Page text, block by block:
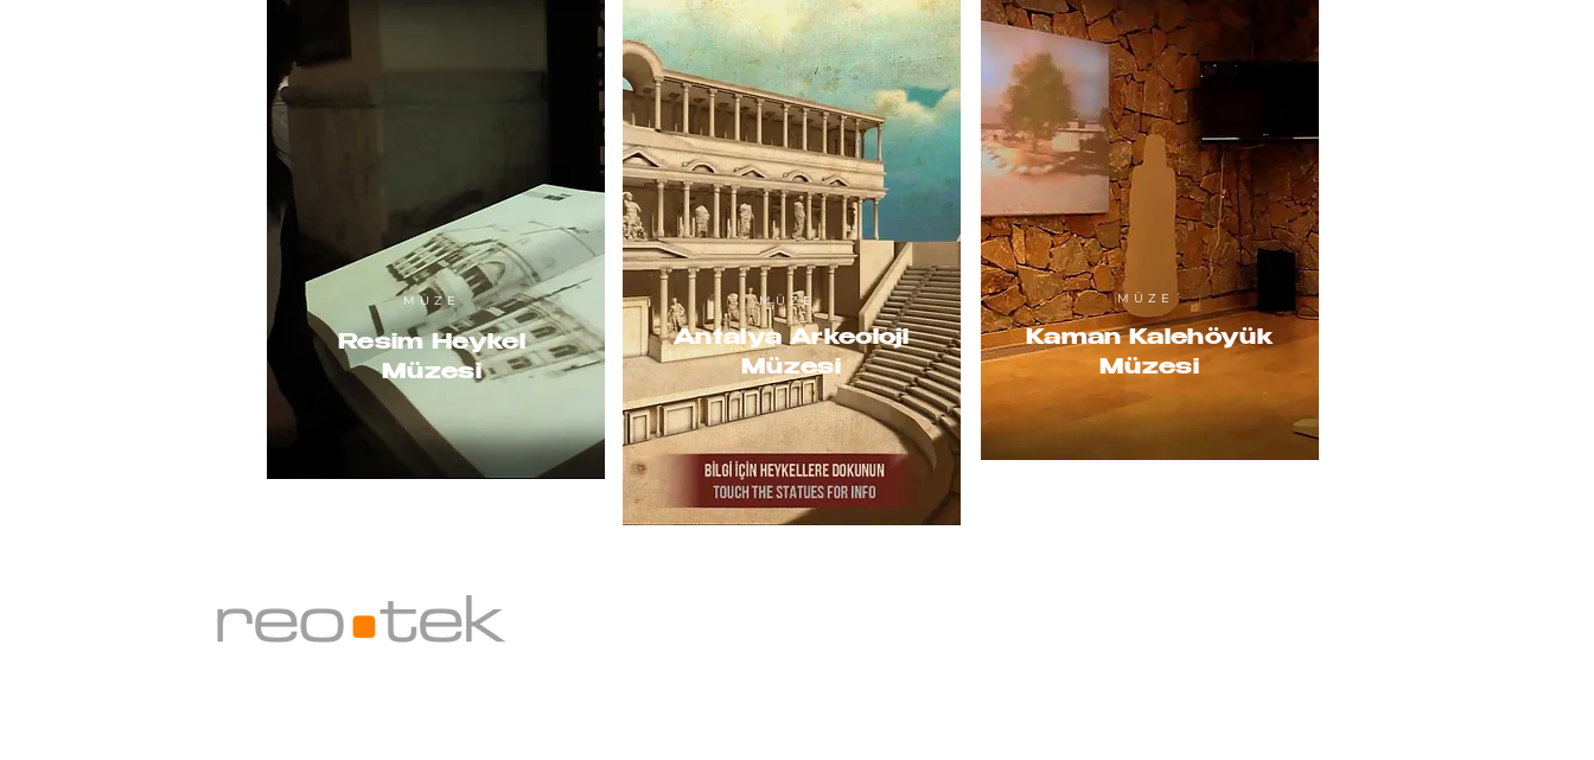
MÜZE
Resim Heykel
Müzesi
MÜZE
Antalya Arkeoloji
Müzesi
MÜZE
Kaman Kalehöyük
Müzesi